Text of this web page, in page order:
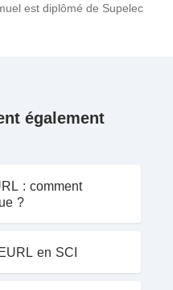
est diplômé de Supelec
également
: comment
?
en SCI